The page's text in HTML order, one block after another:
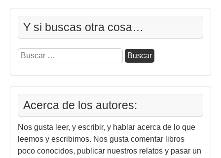
Y si buscas otra cosa…
Buscar:
Acerca de los autores:
Nos gusta leer, y escribir, y hablar acerca de lo que
leemos y escribimos. Nos gusta comentar libros
poco conocidos, publicar nuestros relatos y pasar un